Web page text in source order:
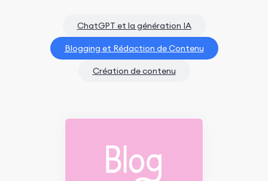
ChatGPT et la génération IA
Blogging et Rédaction de Contenu
Création de contenu